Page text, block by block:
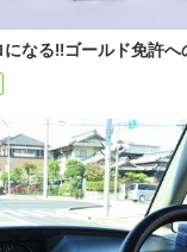
なる!!ゴールド免許へ